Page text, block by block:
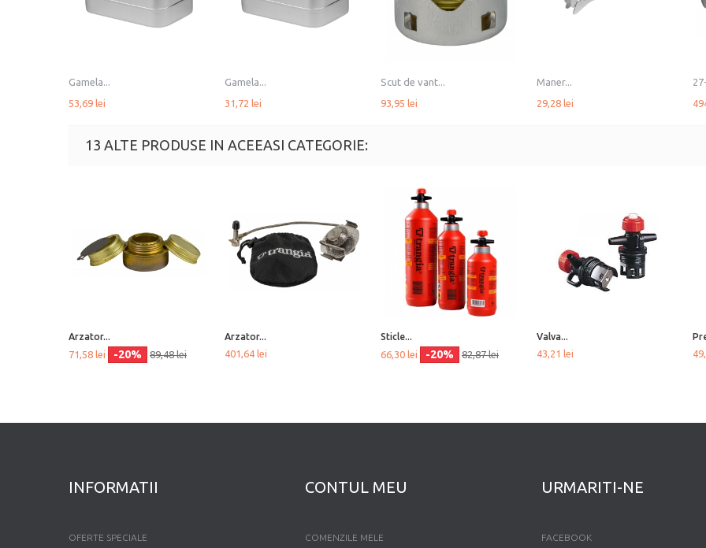
Gamela...
53,69 lei
Gamela...
31,72 lei
Scut de vant...
93,95 lei
Maner...
29,28 lei
13 ALTE PRODUSE IN ACEEASI CATEGORIE:
Arzator...
71,58 lei -20% 89,48 lei
Arzator...
401,64 lei
Sticle...
66,30 lei -20% 82,87 lei
Valva...
43,21 lei
INFORMATII
OFERTE SPECIALE
CONTUL MEU
COMENZILE MELE
URMARITI-NE
FACEBOOK